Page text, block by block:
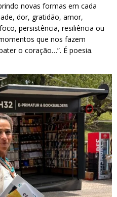
novas formas em cada
dor, gratidão, amor,
persistência, resiliência ou
que nos fazem
o coração…”. É poesia.